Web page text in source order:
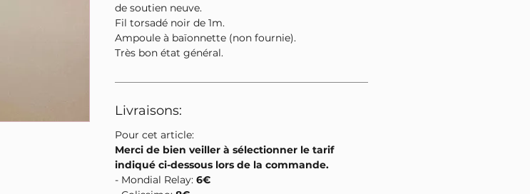
de soutien neuve.
Fil torsadé noir de 1m.
Ampoule à baïonnette (non fournie).
Très bon état général.
Livraisons:
Pour cet article:
Merci de bien veiller à sélectionner le tarif
indiqué ci-dessous lors de la commande.
- Mondial Relay: 6€